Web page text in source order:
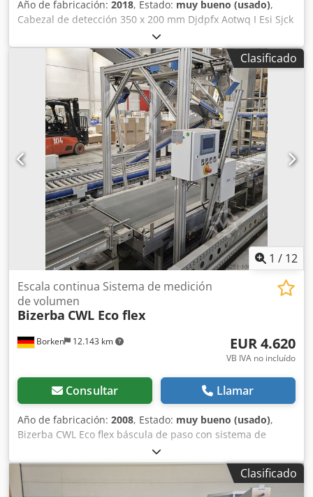
Año de fabricación: 2018, Estado: muy bueno (usado),
Cabezal de detección 350 x 200 mm Djdpfx Aotwq I Esi Sjck
Altura útil 145 mm Cinta Intralox 1350 x 300 mm Con
expulsión de productos defectuosos en contenedor
cerrado Año de construcción 2018
Clasificado
1 / 12
Borken 12.143 km
Escala continua Sistema de medición
de volumen
Bizerba CWL Eco flex
EUR 4.620
VB IVA no incluído
Consultar Llamar
Año de fabricación: 2008, Estado: muy bueno (usado),
Bizerba CWL Eco flex báscula de paso con sistema de
medición de volumen Sick VMS520 Báscula de paso
Bizerba CWL Eco flex Pesaje dinámico con determinación
de volumen La CWL Eco flex se integra casi sin esfuerzo en
sistemas de envío de paquetes, sistemas de clasificación y
Clasificado